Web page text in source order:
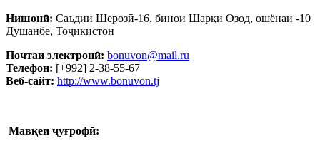
Нишонӣ: Cаъдии Шерозӣ-16, бинои Шарқи Озод, ошёнаи -10
Душанбе, Тоҷикистон
Почтаи электронӣ: bonuvon@mail.ru
Телефон: [+992] 2-38-55-67
Веб-сайт: http://www.bonuvon.tj
Мавқеи ҷуғрофӣ: